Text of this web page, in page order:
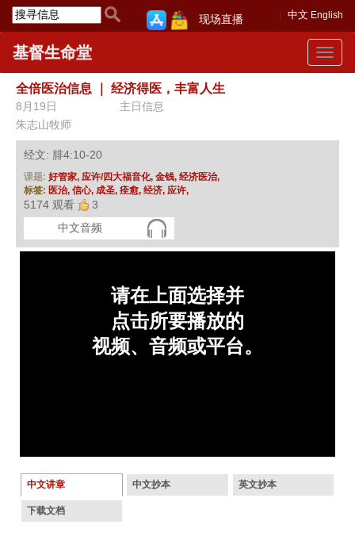
中文 English
现场直播
Toggle
基督生命堂
全倍医治信息 经济得医，丰富人生
8月19日
主日信息
朱志山牧师
经文: 腓4:10-20
课题: 好管家, 应许/四大福音化, 金钱, 经济医治,
标签: 医治, 信心, 成圣, 痊愈, 经济, 应许,
5174 观看
3
中文音频
中文讲章 中文抄本 英文抄本
下载文档